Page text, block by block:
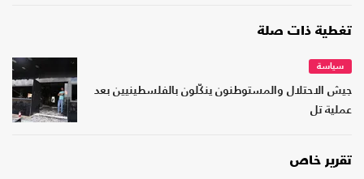
تغطية ذات صلة
سياسة
جيش الاحتلال والمستوطنون ينكّلون بالفلسطينيين بعد
عملية تل
تقرير خاص